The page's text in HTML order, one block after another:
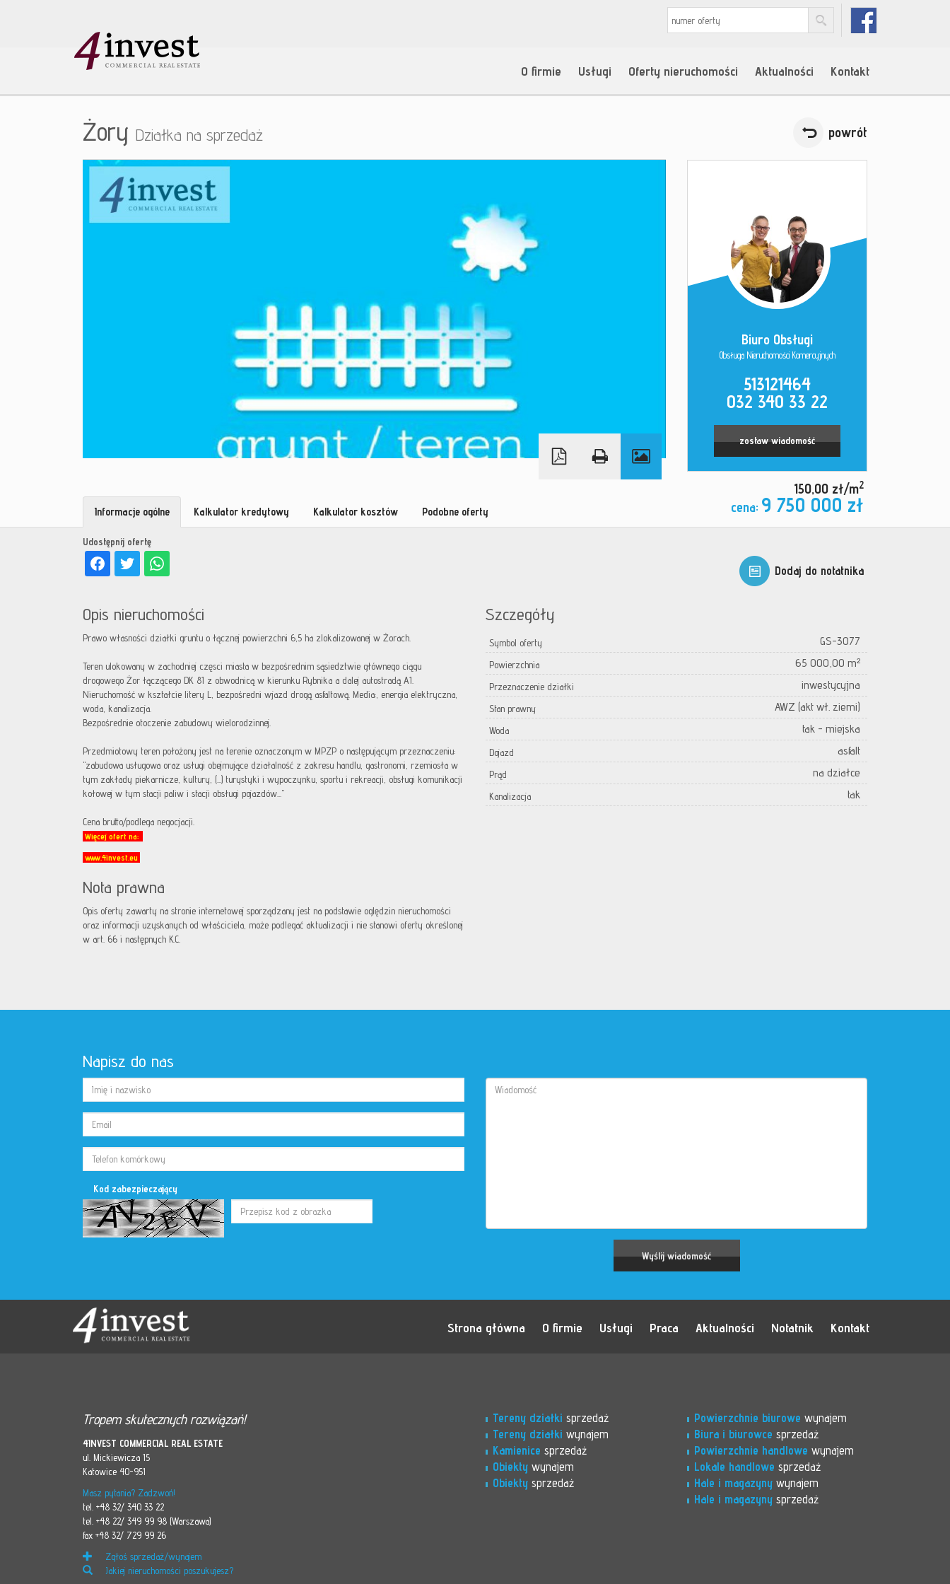
O firmie Usługi Oferty nieruchomości Aktualności Kontakt
Żory Działka na sprzedaż powrót
Biuro Obsługi
Obsługa Nieruchomości Komercyjnych
513121464
032 340 33 22
zostaw wiadomość
150,00 zł/m2
cena: 9 750 000 zł
Dodaj do notatnika
Udostępnij ofertę
Informacje ogólne Kalkulator kredytowy Kalkulator kosztów Podobne oferty
Opis nieruchomości
Prawo własności działki gruntu o łącznej powierzchni 6,5 ha zlokalizowanej w Żorach.
Teren ulokowany w zachodniej częsci miasta w bezpośrednim sąsiedztwie głównego ciągu
drogowego Żor łączącego DK 81 z obwodnicą w kierunku Rybnika a dalej autostradą A1.
Nieruchomość w kształcie litery L, bezpośredni wjazd drogą asfaltową. Media:, energia elektryczna,
woda, kanalizacja.
Bezpośrednie otoczenie zabudowy wielorodzinnej.
Przedmiotowy teren położony jest na terenie oznaczonym w MPZP o następującym przeznaczeniu:
"zabudowa usługowa oraz usługi obejmujące działalność z zakresu handlu, gastronomi, rzemiosła w
tym zakłady piekarnicze, kultury, (...) turystyki i wypoczynku, sportu i rekreacji, obsługi komunikacji
kołowej w tym stacji paliw i stacji obsługi pojazdów..."
Cena brutto/podlega negocjacji.
Więcej ofert na:
www.4invest.eu
Nota prawna
Opis oferty zawarty na stronie internetowej sporządzany jest na podstawie oględzin nieruchomości
oraz informacji uzyskanych od właściciela, może podlegać aktualizacji i nie stanowi oferty określonej
w art. 66 i następnych K.C.
Szczegóły
Symbol oferty GS-3077
Powierzchnia 65 000,00 m²
Przeznaczenie działki inwestycyjna
Stan prawny AWZ (akt wł. ziemi)
Woda tak - miejska
Dojazd asfalt
Prąd na działce
Kanalizacja tak
Napisz do nas
Kod zabezpieczający
Strona główna O firmie Usługi Praca Aktualności Notatnik Kontakt
Tropem skutecznych rozwiązań!
4INVEST COMMERCIAL REAL ESTATE
ul. Mickiewicza 15
Katowice 40-951
Masz pytania? Zadzwoń!
tel. +48 32/ 340 33 22
tel. +48 22/ 349 99 98 (Warszawa)
fax +48 32/ 729 99 26
Zgłoś sprzedaż/wynajem
Jakiej nieruchomości poszukujesz?
Tereny działki sprzedaż
Tereny działki wynajem
Kamienice sprzedaż
Obiekty wynajem
Obiekty sprzedaż
Powierzchnie biurowe wynajem
Biura i biurowce sprzedaż
Powierzchnie handlowe wynajem
Lokale handlowe sprzedaż
Hale i magazyny wynajem
Hale i magazyny sprzedaż